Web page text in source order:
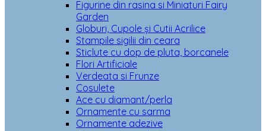
Figurine din rasina si Miniaturi Fairy
Garden
Globuri, Cupole și Cutii Acrilice
Stampile sigilii din ceara
Sticlute cu dop de pluta, borcanele
Flori Artificiale
Verdeata si Frunze
Cosulete
Ace cu diamant/perla
Ornamente cu sarma
Ornamente adezive